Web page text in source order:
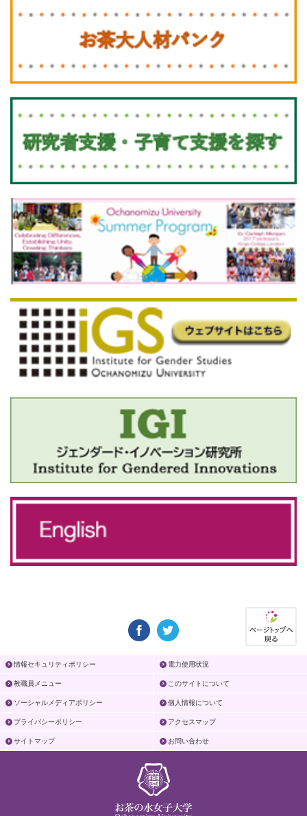
情報セキュリティポリシー 電力使用状況
教職員メニュー このサイトについて
ソーシャルメディアポリシー 個人情報について
プライバシーポリシー アクセスマップ
サイトマップ お問い合わせ